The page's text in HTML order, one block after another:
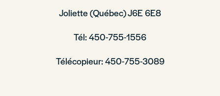
Joliette (Québec) J6E 6E8
Tél: 450-755-1556
Télécopieur: 450-755-3089